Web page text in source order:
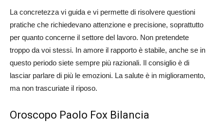
La concretezza vi guida e vi permette di risolvere questioni
pratiche che richiedevano attenzione e precisione, soprattutto
per quanto concerne il settore del lavoro. Non pretendete
troppo da voi stessi. In amore il rapporto è stabile, anche se in
questo periodo siete sempre più razionali. Il consiglio è di
lasciar parlare di più le emozioni. La salute è in miglioramento,
ma non trascuriate il riposo.
Oroscopo Paolo Fox Bilancia